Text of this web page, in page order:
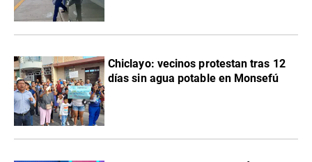
Chiclayo: vecinos protestan tras 12
días sin agua potable en Monsefú